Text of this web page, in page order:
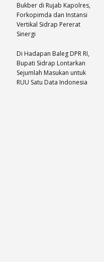
Bukber di Rujab Kapolres,
Forkopimda dan Instansi
Vertikal Sidrap Pererat
Sinergi
Di Hadapan Baleg DPR RI,
Bupati Sidrap Lontarkan
Sejumlah Masukan untuk
RUU Satu Data Indonesia